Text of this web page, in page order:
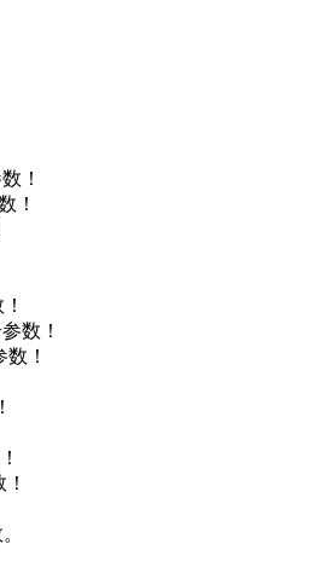
！
！
数！
！